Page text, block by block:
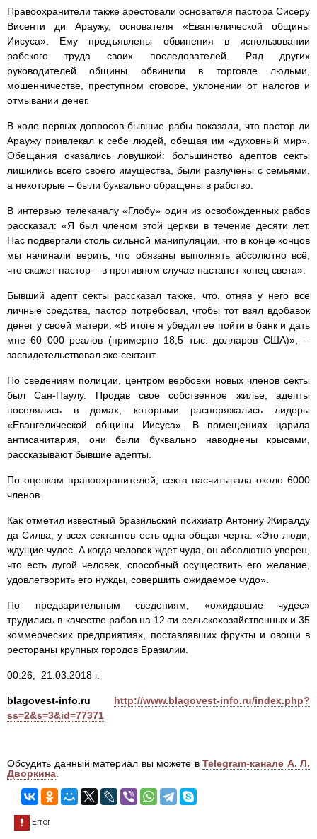
Правоохранители также арестовали основателя пастора Сисеру
Висенти ди Араужу, основателя «Евангелической общины
Иисуса». Ему предъявлены обвинения в использовании
рабского труда своих последователей. Ряд других
руководителей общины обвинили в торговле людьми,
мошенничестве, преступном сговоре, уклонении от налогов и
отмывании денег.
В ходе первых допросов бывшие рабы показали, что пастор ди
Араужу привлекал к себе людей, обещая им «духовный мир».
Обещания оказались ловушкой: большинство адептов секты
лишились всего своего имущества, были разлучены с семьями,
а некоторые – были буквально обращены в рабство.
В интервью телеканалу «Глобу» один из освобожденных рабов
рассказал: «Я был членом этой церкви в течение десяти лет.
Нас подвергали столь сильной манипуляции, что в конце концов
мы начинали верить, что обязаны выполнять абсолютно всё,
что скажет пастор – в противном случае настанет конец света».
Бывший адепт секты рассказал также, что, отняв у него все
личные средства, пастор потребовал, чтобы тот взял вдобавок
денег у своей матери. «В итоге я убедил ее пойти в банк и дать
мне 60 000 реалов (примерно 18,5 тыс. долларов США)», --
засвидетельствовал экс-сектант.
По сведениям полиции, центром вербовки новых членов секты
был Сан-Паулу. Продав свое собственное жилье, адепты
поселялись в домах, которыми распоряжались лидеры
«Евангелической общины Иисуса». В помещениях царила
антисанитария, они были буквально наводнены крысами,
рассказывают бывшие адепты.
По оценкам правоохранителей, секта насчитывала около 6000
членов.
Как отметил известный бразильский психиатр Антониу Жиралду
да Силва, у всех сектантов есть одна общая черта: «Это люди,
ждущие чудес. А когда человек ждет чуда, он абсолютно уверен,
что есть дугой человек, способный осуществить его желание,
удовлетворить его нужды, совершить ожидаемое чудо».
По предварительным сведениям, «ожидавшие чудес»
трудились в качестве рабов на 12-ти сельскохозяйственных и 35
коммерческих предприятиях, поставлявших фрукты и овощи в
рестораны крупных городов Бразилии.
00:26, 21.03.2018 г.
blagovest-info.ru
http://www.blagovest-info.ru/index.php?
ss=2&s=3&id=77371
Обсудить данный материал вы можете в Telegram-канале А. Л.
Дворкина